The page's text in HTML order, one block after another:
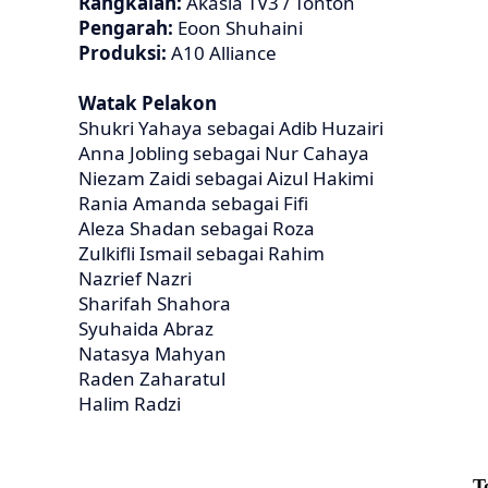
Pengarah: Eoon Shuhaini
Produksi: A10 Alliance
Watak Pelakon
Shukri Yahaya sebagai Adib Huzairi
Anna Jobling sebagai Nur Cahaya
Niezam Zaidi sebagai Aizul Hakimi
Rania Amanda sebagai Fifi
Aleza Shadan sebagai Roza
Zulkifli Ismail sebagai Rahim
Nazrief Nazri
Sharifah Shahora
Syuhaida Abraz
Natasya Mahyan
Raden Zaharatul
Halim Radzi